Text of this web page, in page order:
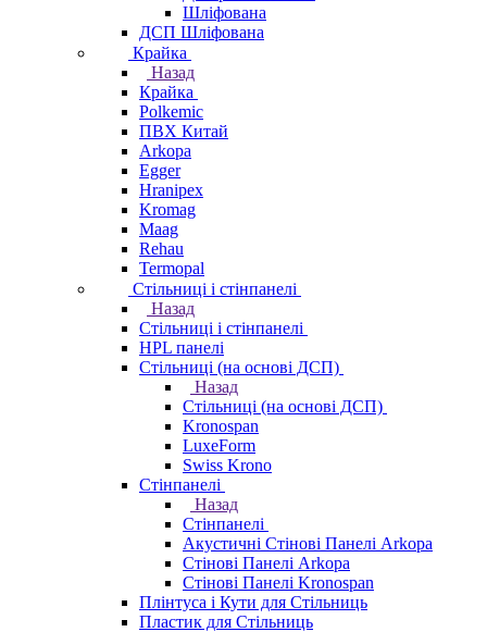
Шліфована
ДСП Шліфована
Крайка
Назад
Крайка
Polkemic
ПВХ Китай
Arkopa
Egger
Hranipex
Kromag
Maag
Rehau
Termopal
Стільниці і стінпанелі
Назад
Стільниці і стінпанелі
HPL панелі
Стільниці (на основі ДСП)
Назад
Стільниці (на основі ДСП)
Kronospan
LuxeForm
Swiss Krono
Стінпанелі
Назад
Стінпанелі
Акустичні Стінові Панелі Аrkopa
Стінові Панелі Arkopa
Стінові Панелі Kronospan
Плінтуса і Кути для Стільниць
Пластик для Стільниць